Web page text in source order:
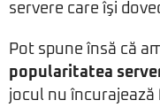
servere care îşi
Pot spune însă că
popularitatea
jocul nu